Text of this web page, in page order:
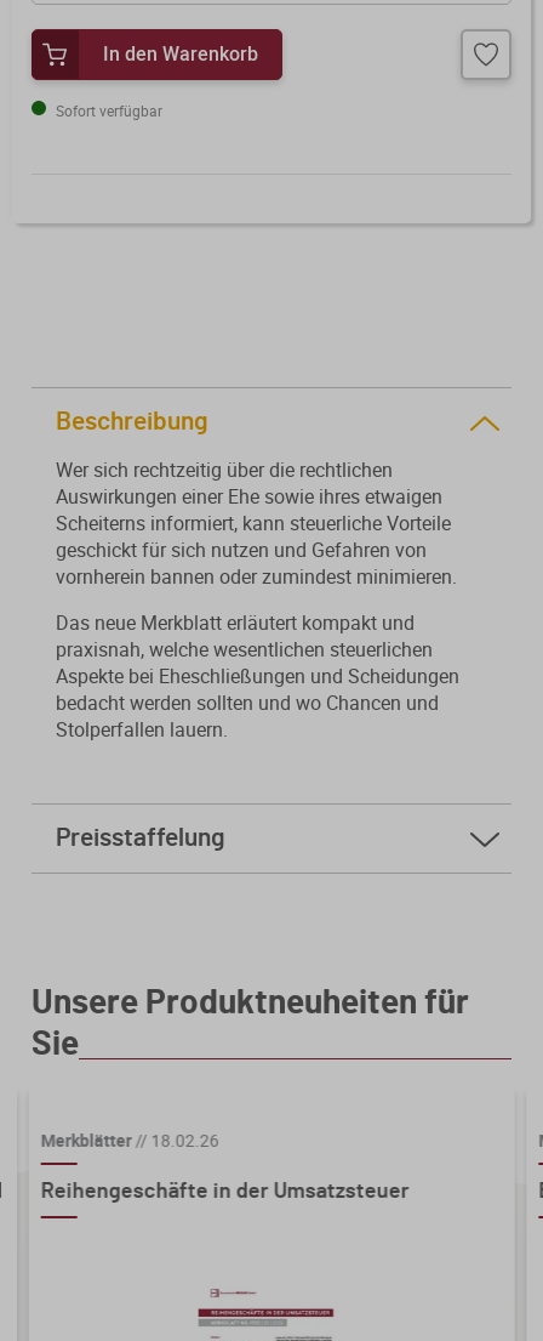
Der DWS StBVV-Rechner
unterstützt Sie bei der schnellen
und korrekten
Gebührenberechnung.
Neuheiten
erfolgreichen Prüfung – entdecken
Sie unsere Ausbildungsbegleitung
für Steuerfachangestellte.
Alle Weiterbildungen
Neuheiten
Sanierungsberatung
Wirtschaftsberatung
Aktuelles Programm
In den Warenkorb
Sofort verfügbar
Beschreibung
Wer sich rechtzeitig über die rechtlichen
Auswirkungen einer Ehe sowie ihres etwaigen
Scheiterns informiert, kann steuerliche Vorteile
geschickt für sich nutzen und Gefahren von
vornherein bannen oder zumindest minimieren.
Das neue Merkblatt erläutert kompakt und
praxisnah, welche wesentlichen steuerlichen
Aspekte bei Eheschließungen und Scheidungen
bedacht werden sollten und wo Chancen und
Stolperfallen lauern.
Preisstaffelung
Unsere Produktneuheiten für
Sie
Merkblätter// 18.02.26
Reihengeschäfte in der Umsatzsteuer